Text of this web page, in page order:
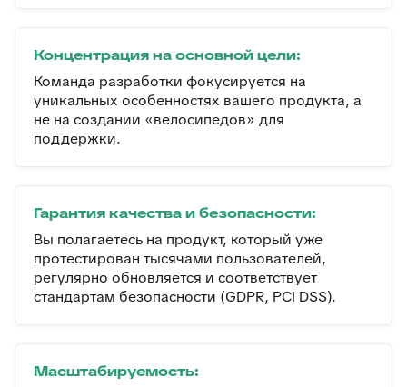
Концентрация на основной цели:
Команда разработки фокусируется на
уникальных особенностях вашего продукта, а
не на создании «велосипедов» для
поддержки.
Гарантия качества и безопасности:
Вы полагаетесь на продукт, который уже
протестирован тысячами пользователей,
регулярно обновляется и соответствует
стандартам безопасности (GDPR, PCI DSS).
Масштабируемость: